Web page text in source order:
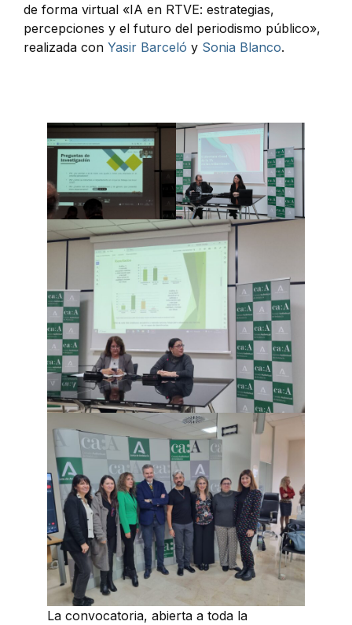
de forma virtual «IA en RTVE: estrategias,
percepciones y el futuro del periodismo público»,
realizada con Yasir Barceló y Sonia Blanco.
La convocatoria, abierta a toda la